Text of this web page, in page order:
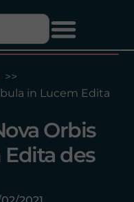
in Lucem Edita
Orbis
des